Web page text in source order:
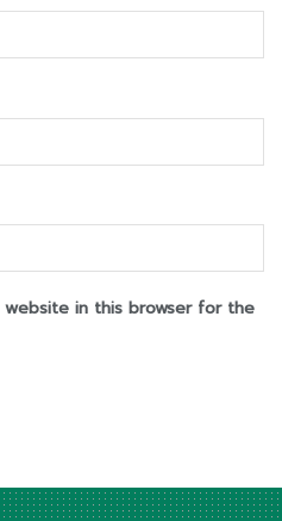
website in this browser for the